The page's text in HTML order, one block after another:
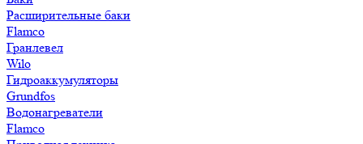
Расширительные баки
Flamco
Гранлевел
Wilo
Гидроаккумуляторы
Grundfos
Водонагреватели
Flamco